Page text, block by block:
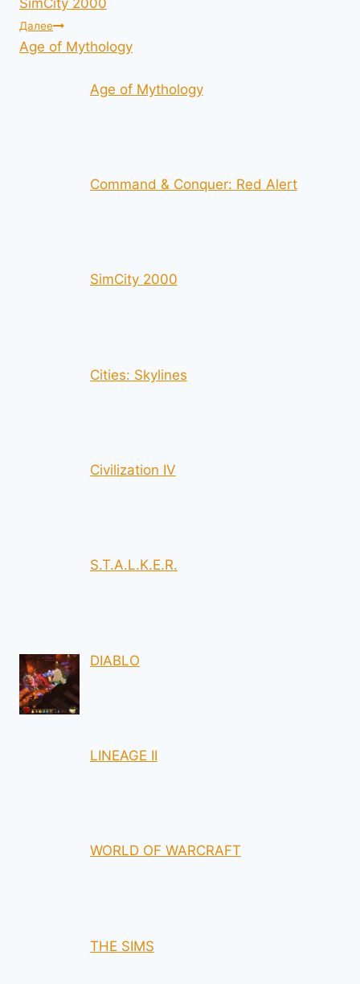
по
записям
SimCity 2000
Далее
Age of Mythology
Age of Mythology
Command & Conquer: Red Alert
SimCity 2000
Cities: Skylines
Civilization IV
S.T.A.L.K.E.R.
DIABLO
LINEAGE II
WORLD OF WARCRAFT
THE SIMS